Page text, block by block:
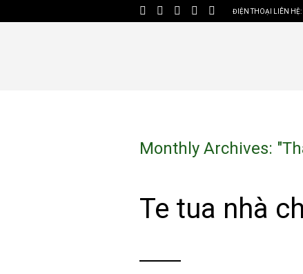
ĐIỆN THOẠI LIÊN HỆ:
Monthly Archives: "
Te tua nhà